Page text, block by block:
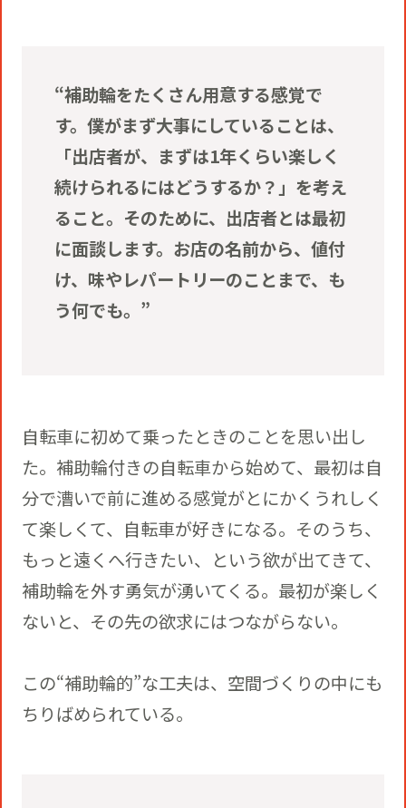
“補助輪をたくさん用意する感覚で
す。僕がまず大事にしていることは、
「出店者が、まずは1年くらい楽しく
続けられるにはどうするか？」を考え
ること。そのために、出店者とは最初
に面談します。お店の名前から、値付
け、味やレパートリーのことまで、も
う何でも。”
自転車に初めて乗ったときのことを思い出し
た。補助輪付きの自転車から始めて、最初は自
分で漕いで前に進める感覚がとにかくうれしく
て楽しくて、自転車が好きになる。そのうち、
もっと遠くへ行きたい、という欲が出てきて、
補助輪を外す勇気が湧いてくる。最初が楽しく
ないと、その先の欲求にはつながらない。
この“補助輪的”な工夫は、空間づくりの中にも
ちりばめられている。